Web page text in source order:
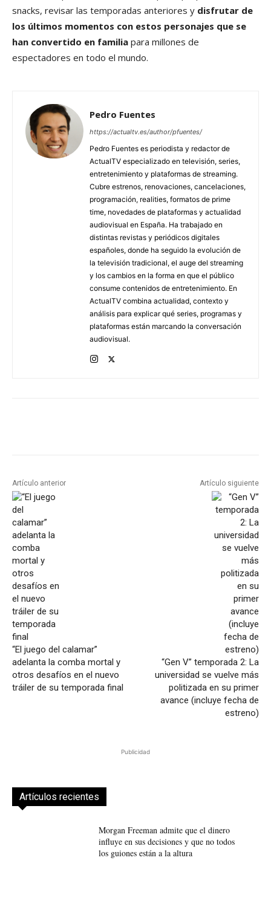
snacks, revisar las temporadas anteriores y disfrutar de
los últimos momentos con estos personajes que se
han convertido en familia para millones de
espectadores en todo el mundo.
Pedro Fuentes
https://actualtv.es/author/pfuentes/
Pedro Fuentes es periodista y redactor de
ActualTV especializado en televisión, series,
entretenimiento y plataformas de streaming.
Cubre estrenos, renovaciones, cancelaciones,
programación, realities, formatos de prime
time, novedades de plataformas y actualidad
audiovisual en España. Ha trabajado en
distintas revistas y periódicos digitales
españoles, donde ha seguido la evolución de
la televisión tradicional, el auge del streaming
y los cambios en la forma en que el público
consume contenidos de entretenimiento. En
ActualTV combina actualidad, contexto y
análisis para explicar qué series, programas y
plataformas están marcando la conversación
audiovisual.
Artículo anterior
“El juego del calamar”
adelanta la comba mortal y
otros desafíos en el nuevo
tráiler de su temporada final
Artículo siguiente
“Gen V” temporada 2: La
universidad se vuelve más
politizada en su primer
avance (incluye fecha de
estreno)
Publicidad
Artículos recientes
Morgan Freeman admite que el dinero
influye en sus decisiones y que no todos
los guiones están a la altura